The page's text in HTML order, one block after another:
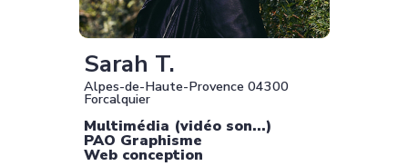
Sarah T.
Alpes-de-Haute-Provence 04300
Forcalquier
Multimédia (vidéo son...)
PAO Graphisme
Web conception